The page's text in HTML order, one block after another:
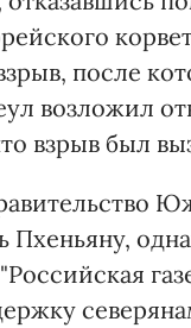
после
возложил
взрыв был
Пхеньяну,